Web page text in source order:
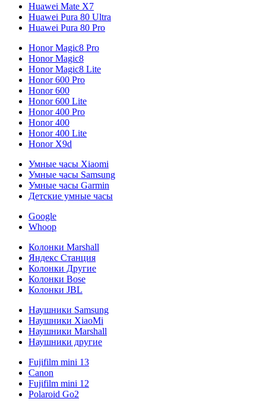
Huawei Mate X7
Huawei Pura 80 Ultra
Huawei Pura 80 Pro
Honor Magic8 Pro
Honor Magic8
Honor Magic8 Lite
Honor 600 Pro
Honor 600
Honor 600 Lite
Honor 400 Pro
Honor 400
Honor 400 Lite
Honor X9d
Умные часы Xiaomi
Умные часы Samsung
Умные часы Garmin
Детские умные часы
Google
Whoop
Колонки Marshall
Яндекс Станция
Колонки Другие
Колонки Bose
Колонки JBL
Наушники Samsung
Наушники XiaoMi
Наушники Marshall
Наушники другие
Fujifilm mini 13
Canon
Fujifilm mini 12
Polaroid Go2